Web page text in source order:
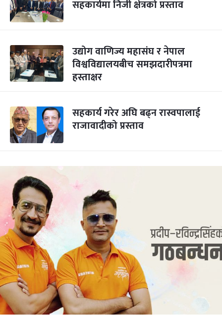
सहकार्यमा निजी क्षेत्रको प्रस्ताव
उद्योग वाणिज्य महासंघ र नेपाल
विश्वविद्यालयबीच समझदारीपत्रमा
हस्ताक्षर
सहकार्य गरेर अघि बढ्न रास्वपालाई
राजावादीको प्रस्ताव